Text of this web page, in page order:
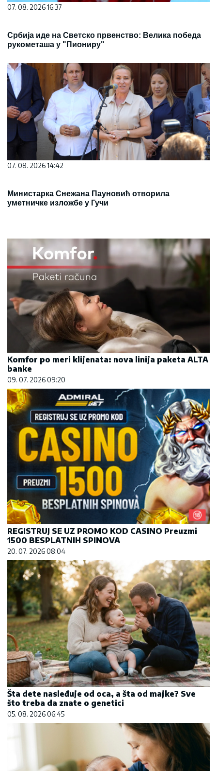
07. 08. 2026 16:37
Србија иде на Светско првенство: Велика победа
рукометаша у "Пиониру"
07. 08. 2026 14:42
Министарка Снежана Пауновић отворила
уметничке изложбе у Гучи
Komfor po meri klijenata: nova linija paketa ALTA
banke
09. 07. 2026 09:20
REGISTRUJ SE UZ PROMO KOD CASINO Preuzmi
1500 BESPLATNIH SPINOVA
20. 07. 2026 08:04
Šta dete nasleđuje od oca, a šta od majke? Sve
što treba da znate o genetici
05. 08. 2026 06:45